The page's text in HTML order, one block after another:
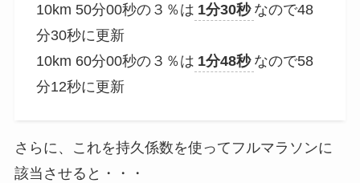
10km 50分00秒の３％は 1分30秒 なので48
分30秒に更新
10km 60分00秒の３％は 1分48秒 なので58
分12秒に更新
さらに、これを持久係数を使ってフルマラソンに
該当させると・・・